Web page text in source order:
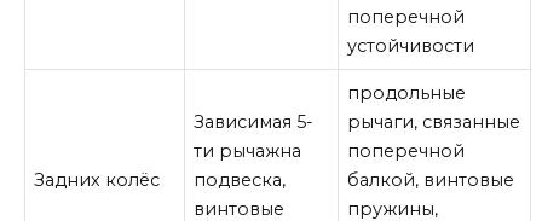
поперечной
устойчивости
Задних колёс
Зависимая 5-
ти рычажна
подвеска,
винтовые
продольные
рычаги, связанные
поперечной
балкой, винтовые
пружины,